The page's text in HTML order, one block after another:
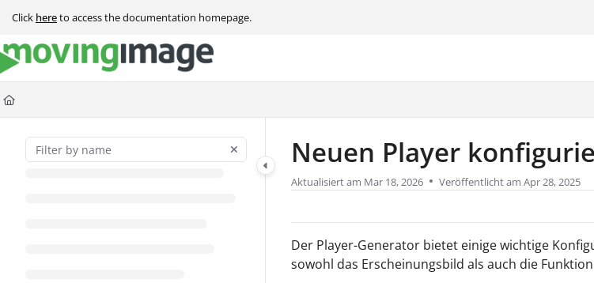
Documentation Index
Use this file to discover all available pages before exploring further.
Click hereto access the documentation homepage.
Neuen Player
Aktualisiert am Mar 18, 2026 Veröffentlicht am Apr 28, 2025
Der Player-Generator bietet einige wichtige
sowohl das Erscheinungsbild als auch die